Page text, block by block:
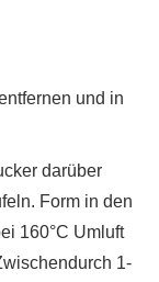
und in
darüber
Form in den
160°C Umluft
1-